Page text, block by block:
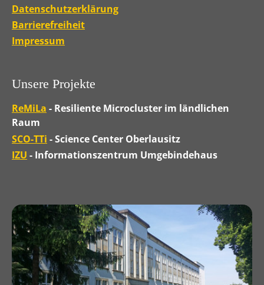
Datenschutzerklärung
Barrierefreiheit
Impressum
Unsere Projekte
ReMiLa - Resiliente Microcluster im ländlichen
Raum
SCO-TTi - Science Center Oberlausitz
IZU - Informationszentrum Umgebindehaus